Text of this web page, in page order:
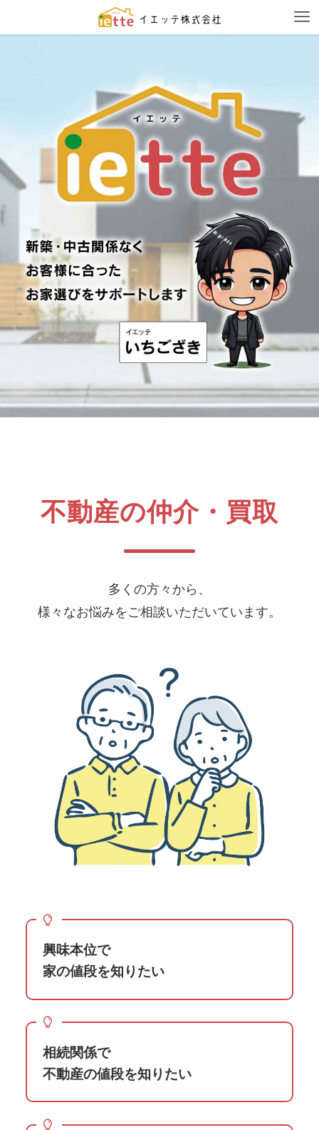
不動産の仲介・買取
多くの方々から、
様々なお悩みをご相談いただいています。
興味本位で
家の値段を知りたい
相続関係で
不動産の値段を知りたい